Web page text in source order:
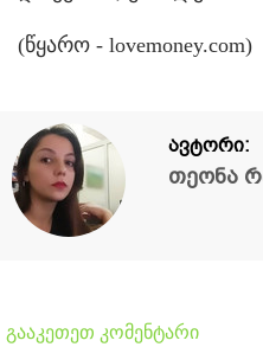
(წყარო - lovemoney.com)
ავტორი:
თეონა
გააკეთეთ კომენტარი